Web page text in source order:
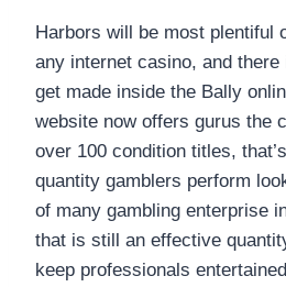
Harbors will be most plentiful
any internet casino, and
get made inside the Bally
website now offers gurus the
over 100 condition titles,
quantity gamblers perform
of many gambling enterprise
that is still an effective
keep professionals